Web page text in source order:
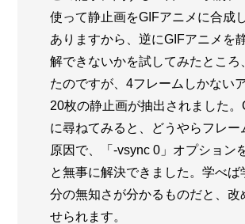
使って静止画をGIFアニメに合成
ありますから、逆にGIFアニメを
解できないかを試してみたところ
たのですが、4フレームしかない
20枚の静止画が抽出されました。
に尋ねてみると、どうやらフレー
原因で、「-vsync 0」オプション
と無事に解決できました。学べば
分の無知さが分かるものだと、改
せられます。